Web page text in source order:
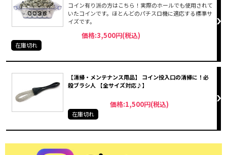
コイン有り派の方はこちら！実際のホールでも使用されて
いたコインです。ほとんどのパチスロ機に適応する標準サ
イズです。
価格:3,500円(税込)
在庫切れ
【清掃・メンテナンス用品】 コイン投入口の清掃に！必
殺ブラシ人 【全サイズ対応♪】
価格:1,500円(税込)
在庫切れ